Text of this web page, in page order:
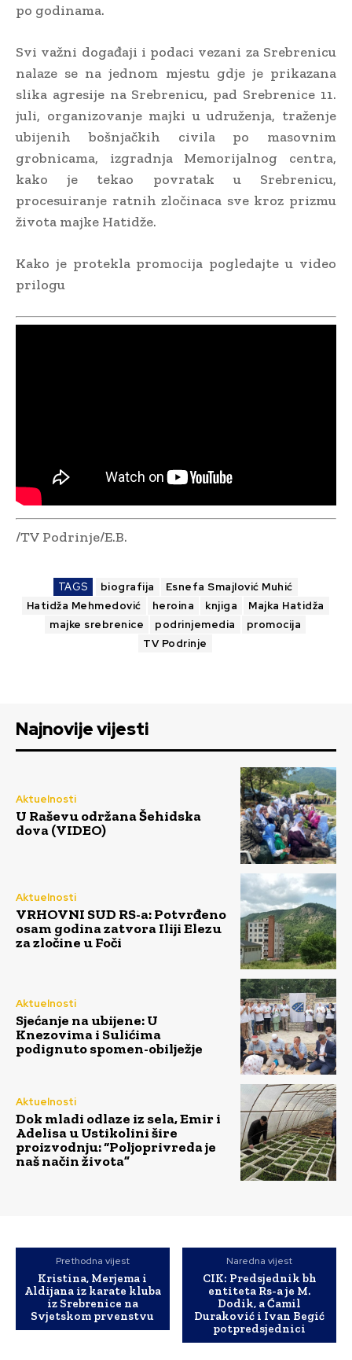
po godinama.
Svi važni događaji i podaci vezani za Srebrenicu
nalaze se na jednom mjestu gdje je prikazana
slika agresije na Srebrenicu, pad Srebrenice 11.
juli, organizovanje majki u udruženja, traženje
ubijenih bošnjačkih civila po masovnim
grobnicama, izgradnja Memorijalnog centra,
kako je tekao povratak u Srebrenicu,
procesuiranje ratnih zločinaca sve kroz prizmu
života majke Hatidže.
Kako je protekla promocija pogledajte u video
prilogu
/TV Podrinje/E.B.
TAGS biografija
Esnefa Smajlović Muhić
Hatidža Mehmedović
heroina knjiga
Majka Hatidža
majke srebrenice
podrinjemedia
promocija
TV Podrinje
Najnovije vijesti
Aktuelnosti
U Raševu održana Šehidska
dova (VIDEO)
Aktuelnosti
VRHOVNI SUD RS-a: Potvrđeno
osam godina zatvora Iliji Elezu
za zločine u Foči
Aktuelnosti
Sjećanje na ubijene: U
Knezovima i Sulićima
podignuto spomen-obilježje
Aktuelnosti
Dok mladi odlaze iz sela, Emir i
Adelisa u Ustikolini šire
proizvodnju: “Poljoprivreda je
naš način života”
Prethodna vijest
Kristina, Merjema i
Aldijana iz karate kluba
iz Srebrenice na
Svjetskom prvenstvu
Naredna vijest
CIK: Predsjednik bh
entiteta Rs-a je M.
Dodik, a Ćamil
Duraković i Ivan Begić
potpredsjednici